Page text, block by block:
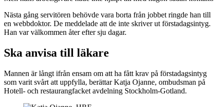
Nästa gång servitören behövde vara borta från jobbet ringde han till
en webbdoktor. De meddelade att de inte skriver ut förstadagsintyg.
Han var välkommen åter efter sju dagar.
Ska anvisa till läkare
Mannen är långt ifrån ensam om att ha fått krav på förstadagsintyg
som varit svårt att uppfylla, berättar Katja Ojanne, ombudsman på
Hotell- och restaurangfacket avdelning Stockholm-Gotland.